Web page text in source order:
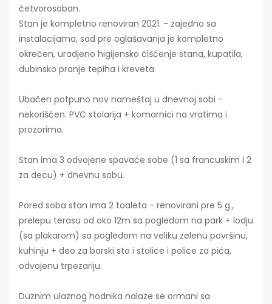
četvorosoban.
Stan je kompletno renoviran 2021. - zajedno sa
instalacijama, sad pre oglašavanja je kompletno
okrečen, uradjeno higijensko čišćenje stana, kupatila,
dubinsko pranje tepiha i kreveta.
Ubačen potpuno nov nameštaj u dnevnoj sobi -
nekorišćen. PVC stolarija + komarnici na vratima i
prozorima.
Stan ima 3 odvojene spavaće sobe (1 sa francuskim i 2
za decu) + dnevnu sobu.
Pored soba stan ima 2 toaleta - renovirani pre 5 g.,
prelepu terasu od oko 12m sa pogledom na park + lodju
(sa plakarom) sa pogledom na veliku zelenu površinu,
kuhinju + deo za barski sto i stolice i police za pića,
odvojenu trpezariju.
Duznim ulaznog hodnika nalaze se ormani sa